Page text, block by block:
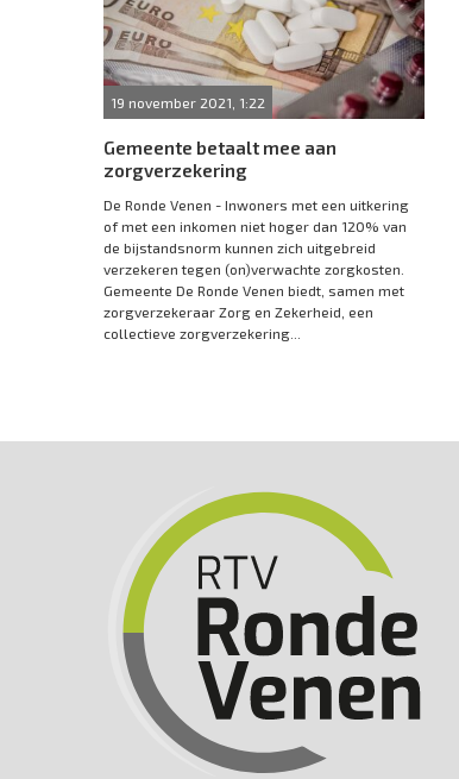
19 november 2021, 1:22
Gemeente betaalt mee aan
zorgverzekering
De Ronde Venen - Inwoners met een uitkering
of met een inkomen niet hoger dan 120% van
de bijstandsnorm kunnen zich uitgebreid
verzekeren tegen (on)verwachte zorgkosten.
Gemeente De Ronde Venen biedt, samen met
zorgverzekeraar Zorg en Zekerheid, een
collectieve zorgverzekering...